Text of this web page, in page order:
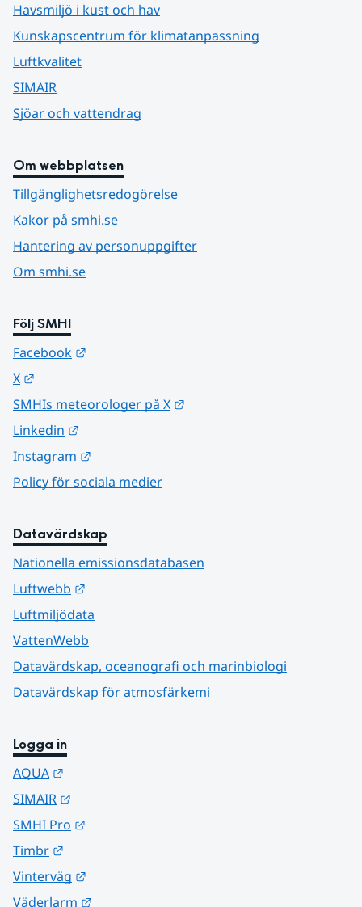
Havsmiljö i kust och hav
Kunskapscentrum för klimatanpassning
Luftkvalitet
SIMAIR
Sjöar och vattendrag
Om webbplatsen
Tillgänglighetsredogörelse
Kakor på smhi.se
Hantering av personuppgifter
Om smhi.se
Följ SMHI
Facebook
X
SMHIs meteorologer på X
Linkedin
Instagram
Policy för sociala medier
Datavärdskap
Nationella emissionsdatabasen
Luftwebb
Luftmiljödata
VattenWebb
Datavärdskap, oceanografi och marinbiologi
Datavärdskap för atmosfärkemi
Logga in
AQUA
SIMAIR
SMHI Pro
Timbr
Vinterväg
Väderlarm